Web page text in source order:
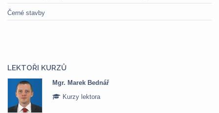
Černé stavby
LEKTOŘI KURZŮ
Mgr. Marek Bednář
Kurzy lektora